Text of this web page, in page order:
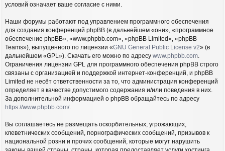
условий означает ваше согласие с ними.
Наши форумы работают под управлением программного обеспечения
для создания конференций phpBB (в дальнейшем «они», «программное
обеспечение phpBB», «www.phpbb.com», «phpBB Limited», «phpBB
Teams»), выпущенного по лицензии «GNU General Public License v2» (в
дальнейшем «GPL»). Скачать его можно по адресу www.phpbb.com
Ограничения лицензии GPL для программного обеспечения phpBB строго
связаны с организацией и поддержкой интернет-конференций, и phpBB
Limited не несёт ответственности за то, что администрация конференций
определяет в качестве допустимого содержания и/или поведения в них.
За дополнительной информацией о phpBB обращайтесь по адресу
https://www.phpbb.com/.
Вы соглашаетесь не размещать оскорбительных, угрожающих,
клеветнических сообщений, порнографических сообщений, призывов к
национальной розни и прочих сообщений, которые могут нарушить